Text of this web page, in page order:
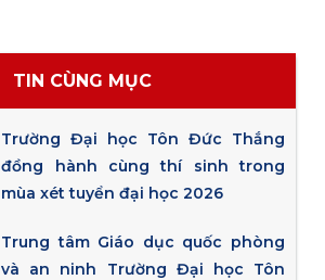
TIN CÙNG MỤC
Trường Đại học Tôn Đức Thắng
đồng hành cùng thí sinh trong
mùa xét tuyển đại học 2026
Trung tâm Giáo dục quốc phòng
và an ninh Trường Đại học Tôn